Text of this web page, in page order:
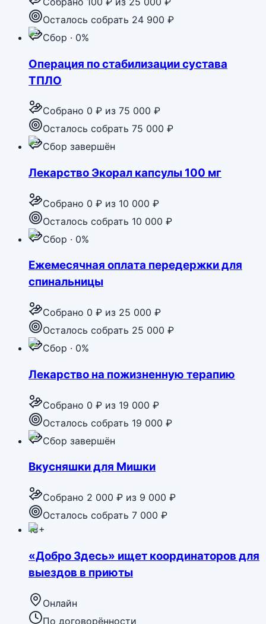
Осталось собрать 24 900 ₽
Сбор · 0%
Операция по стабилизации сустава
ТПЛО
Собрано 0 ₽ из 75 000 ₽
Осталось собрать 75 000 ₽
Сбор завершён
Лекарство Экорал капсулы 100 мг
Собрано 0 ₽ из 10 000 ₽
Осталось собрать 10 000 ₽
Сбор · 0%
Ежемесячная оплата передержки для
спинальницы
Собрано 0 ₽ из 25 000 ₽
Осталось собрать 25 000 ₽
Сбор · 0%
Лекарство на пожизненную терапию
Собрано 0 ₽ из 19 000 ₽
Осталось собрать 19 000 ₽
Сбор завершён
Вкусняшки для Мишки
Собрано 2 000 ₽ из 9 000 ₽
Осталось собрать 7 000 ₽
18+
«Добро Здесь» ищет координаторов для
выездов в приюты
Онлайн
По договорённости